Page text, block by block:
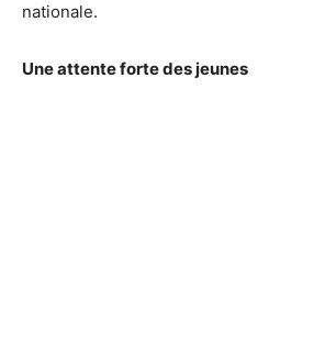
nationale.
Une attente forte des jeunes